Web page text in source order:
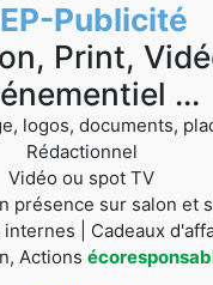
Publicité
Print,
...
logos, documents,
Rédactionnel
Vidéo ou spot TV
présence sur salon et
internes | Cadeaux
Actions